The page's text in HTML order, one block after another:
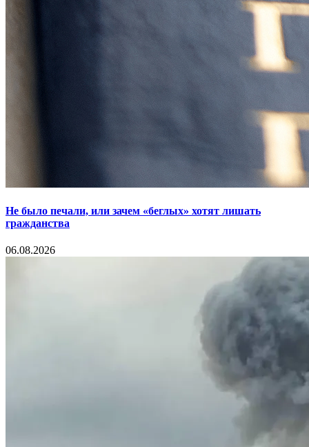
Не было печали, или зачем «беглых» хотят лишать
гражданства
06.08.2026